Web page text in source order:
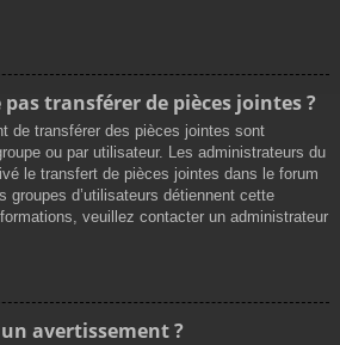
transférer de pièces jointes ?
de transférer des pièces jointes sont
ou par utilisateur. Les administrateurs du
le transfert de pièces jointes dans le forum
groupes d’utilisateurs détiennent cette
veuillez contacter un administrateur
avertissement ?